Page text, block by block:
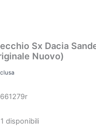
Sx Dacia
Nuovo)
1 disponibili